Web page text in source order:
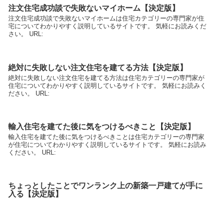
注文住宅成功談で失敗ないマイホーム【決定版】
注文住宅成功談で失敗ないマイホームは住宅カテゴリーの専門家が住
宅についてわかりやすく説明しているサイトです。 気軽にお読みくだ
さい。 URL:
絶対に失敗しない注文住宅を建てる方法【決定版】
絶対に失敗しない注文住宅を建てる方法は住宅カテゴリーの専門家が
住宅についてわかりやすく説明しているサイトです。 気軽にお読みく
ださい。 URL:
輸入住宅を建てた後に気をつけるべきこと【決定版】
輸入住宅を建てた後に気をつけるべきことは住宅カテゴリーの専門家
が住宅についてわかりやすく説明しているサイトです。 気軽にお読み
ください。 URL:
ちょっとしたことでワンランク上の新築一戸建てが手に
入る【決定版】